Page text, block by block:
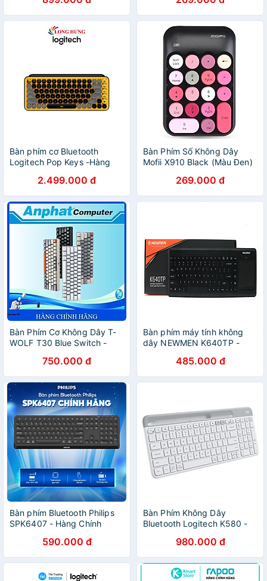
Bàn phím cơ Bluetooth
Logitech Pop Keys -Hàng
2.499.000 đ
Bàn Phím Số Không Dây
Mofii X910 Black (Màu Đen)
269.000 đ
Bàn Phím Cơ Không Dây T-
WOLF T30 Blue Switch -
750.000 đ
Bàn phím máy tính không
dây NEWMEN K640TP -
485.000 đ
Bàn phím Bluetooth Philips
SPK6407 - Hàng Chính
590.000 đ
Bàn Phím Không Dây
Bluetooth Logitech K580 -
980.000 đ